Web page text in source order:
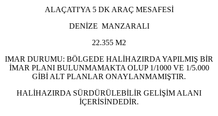
ALAÇATI'YA 5 DK ARAÇ MESAFESİ
DENİZE MANZARALI
22.355 M2
IMAR DURUMU: BÖLGEDE HALİHAZIRDA YAPILMIŞ BİR
İMAR PLANI BULUNMAMAKTA OLUP 1/1000 VE 1/5.000
GİBİ ALT PLANLAR ONAYLANMAMIŞTIR.
HALİHAZIRDA SÜRDÜRÜLEBİLİR GELİŞİM ALANI
İÇERİSİNDEDİR.